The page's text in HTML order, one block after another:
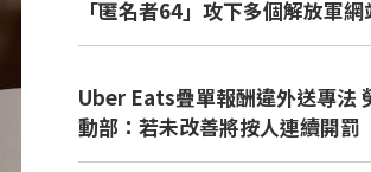
「匿名者64」攻下多個解放軍網
Uber Eats疊單報酬違外送專法
動部：若未改善將按人連續開罰